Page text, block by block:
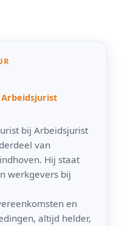
bij Arbeidsjurist
van
Hij staat
werkgevers bij
en
altijd helder,